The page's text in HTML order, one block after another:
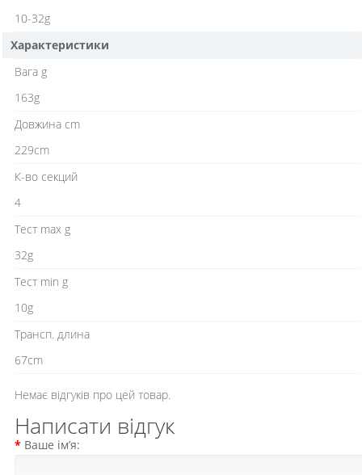
10-32g
Характеристики
Вага g
163g
Довжина cm
229cm
К-во секций
4
Тест max g
32g
Тест min g
10g
Трансп. длина
67cm
Немає відгуків про цей товар.
Написати відгук
Ваше ім’я: